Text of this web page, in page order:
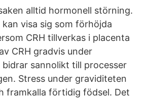
alltid hormonell störning.
visa sig som förhöjda
CRH tillverkas i placenta
CRH gradvis under
sannolikt till processer
Stress under graviditeten
framkalla förtidig födsel. Det